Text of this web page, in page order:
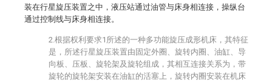
装在行星旋压装置之中，液压站通过油管与床身相连接，操纵台
通过控制线与床身相连接。
2.根据权利要求1所述的一种多功能旋压成形机床，其特征
是，所述行星旋压装置由固定外圈、旋转内圈、油缸、导
向板、压板、旋轮架及旋轮组成，其相互连接关系为，带
旋轮的旋轮架安装在油缸的活塞上，旋转内圈安装在机床